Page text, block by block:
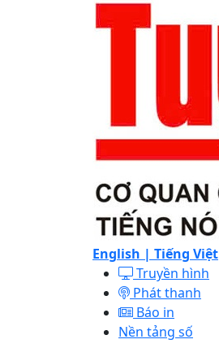
English | Tiếng Việt
Truyền hình
Phát thanh
Báo in
Nền tảng số